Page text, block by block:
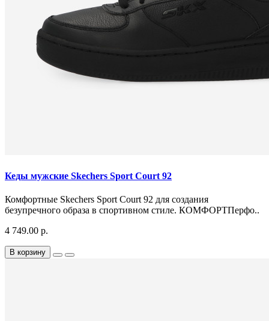
Кеды мужские Skechers Sport Court 92
Комфортные Skechers Sport Court 92 для создания
безупречного образа в спортивном стиле. КОМФОРТПерфо..
4 749.00 р.
В корзину